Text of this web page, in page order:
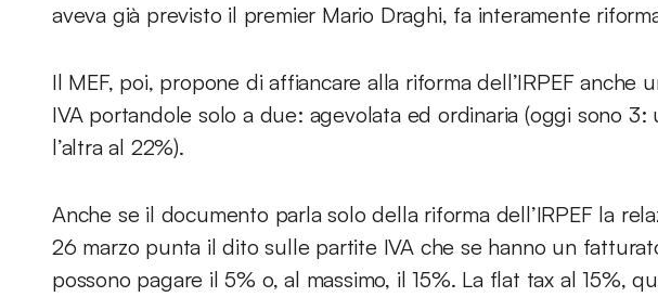
aveva già previsto il premier Mario Draghi, fa interamente
Il MEF, poi, propone di affiancare alla riforma dell’IRPEF anche
IVA portandole solo a due: agevolata ed ordinaria (oggi sono 3:
l’altra al 22%).
Anche se il documento parla solo della riforma dell’IRPEF la
26 marzo punta il dito sulle partite IVA che se hanno un
possono pagare il 5% o, al massimo, il 15%. La flat tax al 15%,